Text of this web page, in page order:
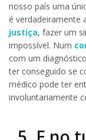
nosso país uma
é verdadeiramente
justiça, fazer um
impossível. Num
com um
ter conseguido se
médico pode ter
involuntariamente